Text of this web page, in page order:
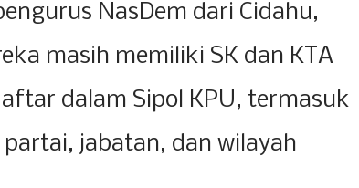
NasDem dari Cidahu,
masih memiliki SK dan KTA
dalam Sipol KPU, termasuk
jabatan, dan wilayah